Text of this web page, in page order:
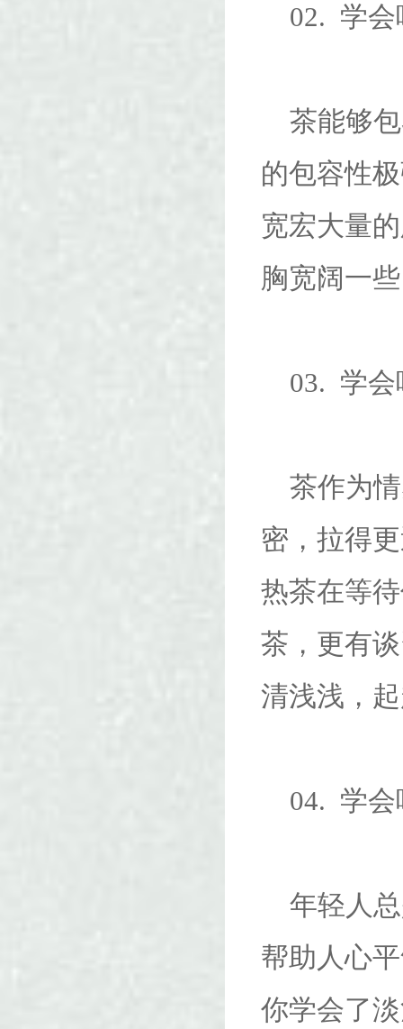
02. 学会
茶能够包
的包容性
宽宏大量
胸宽阔一
03. 学会
茶作为情
密，拉得
热茶在等
茶，更有
清浅浅，
04. 学会
年轻人总
帮助人心
你学会了